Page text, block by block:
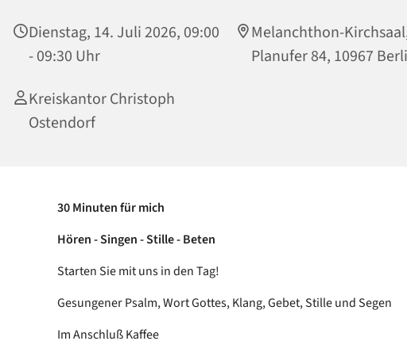
Dienstag, 14. Juli 2026, 09:00
- 09:30 Uhr
Melanchthon-
Planufer 84, 10967
Kreiskantor Christoph
Ostendorf
30 Minuten für mich
Hören - Singen - Stille - Beten
Starten Sie mit uns in den Tag!
Gesungener Psalm, Wort Gottes, Klang, Gebet, Stille und Segen
Im Anschluß Kaffee